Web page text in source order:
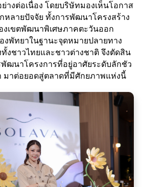
างต่อเนื่อง โดยบริษัทมองเห็นโอกาส
หลายปัจจัย ทั้งการพัฒนาโครงสร้าง
งเขตพัฒนาพิเศษภาคตะวันออก
งพัทยาในฐานะจุดหมายปลายทาง
งชาวไทยและชาวต่างชาติ จึงตัดสิน
ฒนาโครงการที่อยู่อาศัยระดับลักชัว
มาต่อยอดสู่ตลาดที่มีศักยภาพแห่งนี้